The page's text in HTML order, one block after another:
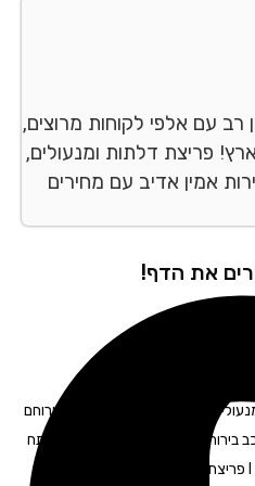
אלפי לקוחות מרוצים,
פריצת דלתות ומנעולים,
אדיב עם מחירים
את הדף!